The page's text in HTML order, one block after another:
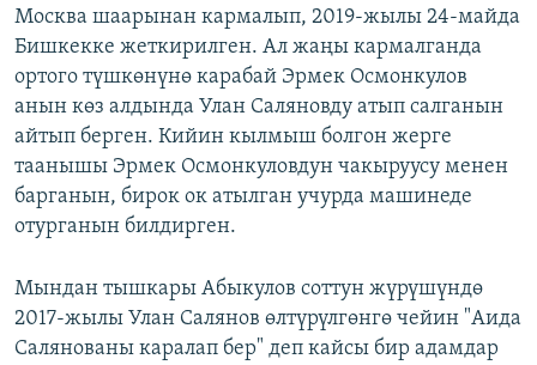
Москва шаарынан кармалып, 2019-жылы 24-майда
Бишкекке жеткирилген. Ал жаңы кармалганда
ортого түшкөнүнө карабай Эрмек Осмонкулов
анын көз алдында Улан Саляновду атып салганын
айтып берген. Кийин кылмыш болгон жерге
таанышы Эрмек Осмонкуловдун чакыруусу менен
барганын, бирок ок атылган учурда машинеде
отурганын билдирген.
Мындан тышкары Абыкулов соттун жүрүшүндө
2017-жылы Улан Салянов өлтүрүлгөнгө чейин "Аида
Салянованы каралап бер" деп кайсы бир адамдар